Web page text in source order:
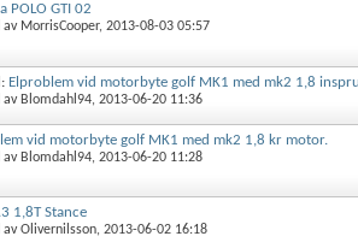
POLO GTI 02
av MorrisCooper, 2013-08-03 05:57
Elproblem vid motorbyte golf MK1 med mk2 1,8
av Blomdahl94, 2013-06-20 11:36
vid motorbyte golf MK1 med mk2 1,8 kr motor.
av Blomdahl94, 2013-06-20 11:28
1,8T Stance
avOlivernilsson, 2013-06-02 16:18